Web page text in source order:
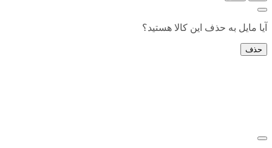
آیا مایل به حذف این کالا هستید؟
حذف